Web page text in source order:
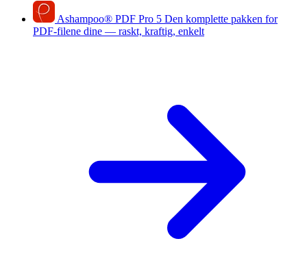
Ashampoo® PDF Pro 5 Den komplette pakken for
PDF-filene dine — raskt, kraftig, enkelt